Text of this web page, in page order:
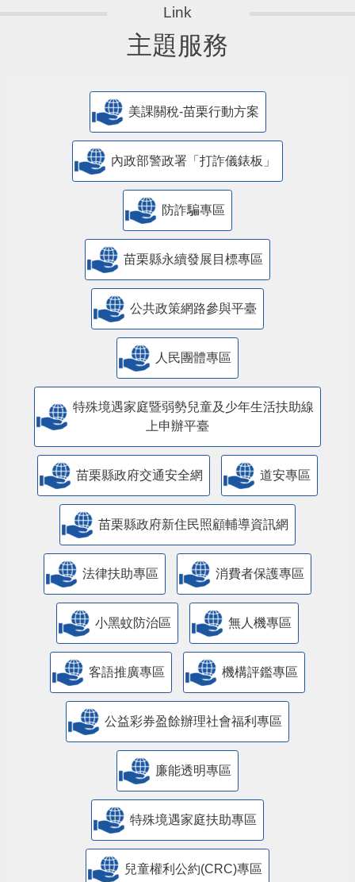
主題服務
美課關稅-苗栗行動方案
內政部警政署「打詐儀錶板」
防詐騙專區
苗栗縣永續發展目標專區
公共政策網路參與平臺
人民團體專區
特殊境遇家庭暨弱勢兒童及少年生活扶助線
上申辦平臺
苗栗縣政府交通安全網 道安專區
苗栗縣政府新住民照顧輔導資訊網
法律扶助專區 消費者保護專區
小黑蚊防治區 無人機專區
客語推廣專區 機構評鑑專區
公益彩券盈餘辦理社會福利專區
廉能透明專區
特殊境遇家庭扶助專區
兒童權利公約(CRC)專區